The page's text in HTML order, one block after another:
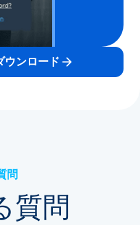
ウンロード
問
質問